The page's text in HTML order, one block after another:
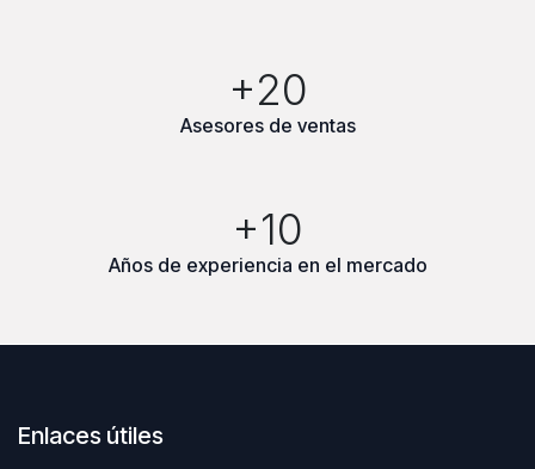
+20
Asesores de ventas
+10
Años de experiencia en el mercado
Enlaces útiles